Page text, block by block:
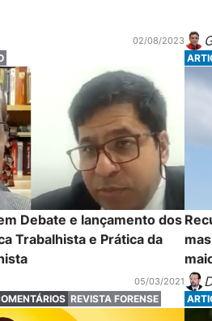
02/08/2023
Debate e lançamento dos
Trabalhista e Prática da
05/03/2021
REVISTA FORENSE